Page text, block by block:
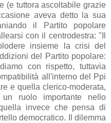
(e tuttora ascoltabile grazie
aveva detto la sua
il Partito popolare
con il centrodestra: "Il
insieme la crisi del
del Partito popolare:
con rispetto, tuttavia
all'interno del Ppi
e quella clerico-moderata,
ruolo importante nello
invece che pensa di
democratico. Il dilemma